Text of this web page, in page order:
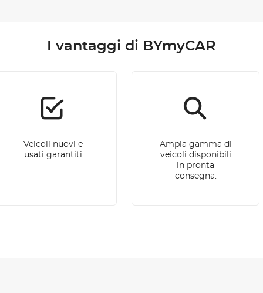
I vantaggi di BYmyCAR
Veicoli nuovi e
usati garantiti
Ampia gamma di
veicoli disponibili
in pronta
consegna.